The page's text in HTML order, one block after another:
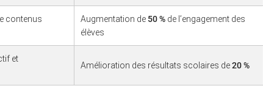
contenus
Augmentation de 50 % de l’engagement des
élèves
et
Amélioration des résultats scolaires de20 %